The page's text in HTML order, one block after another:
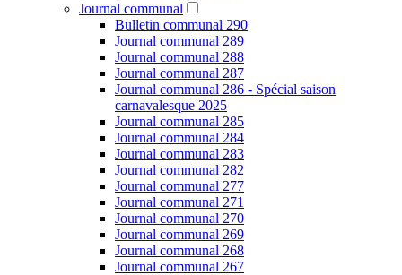
Journal communal
Bulletin communal 290
Journal communal 289
Journal communal 288
Journal communal 287
Journal communal 286 - Spécial saison
carnavalesque 2025
Journal communal 285
Journal communal 284
Journal communal 283
Journal communal 282
Journal communal 277
Journal communal 271
Journal communal 270
Journal communal 269
Journal communal 268
Journal communal 267